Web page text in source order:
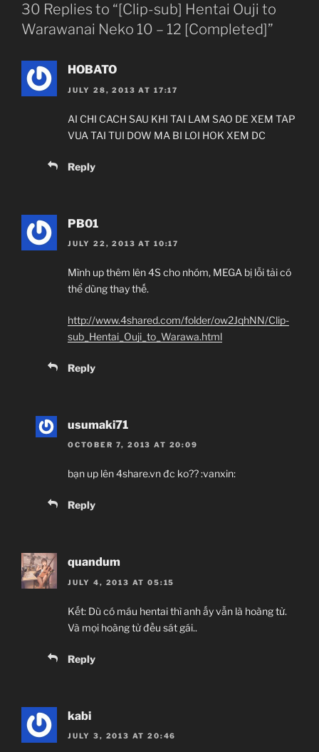
30 Replies to “[Clip-sub] Hentai Ouji to
Warawanai Neko 10 – 12 [Completed]”
HOBATO
JULY 28, 2013 AT 17:17
AI CHI CACH SAU KHI TAI LAM SAO DE XEM TAP
VUA TAI TUI DOW MA BI LOI HOK XEM DC
Reply
PB01
JULY 22, 2013 AT 10:17
Mình up thêm lên 4S cho nhóm, MEGA bị lỗi tải có
thể dùng thay thế.
http://www.4shared.com/folder/ow2JqhNN/Clip-
sub_Hentai_Ouji_to_Warawa.html
Reply
usumaki71
OCTOBER 7, 2013 AT 20:09
bạn up lên 4share.vn đc ko?? :vanxin:
Reply
quandum
JULY 4, 2013 AT 05:15
Kết: Dù có máu hentai thì anh ấy vẫn là hoàng tử.
Và mọi hoàng tử đều sát gái..
Reply
kabi
JULY 3, 2013 AT 20:46